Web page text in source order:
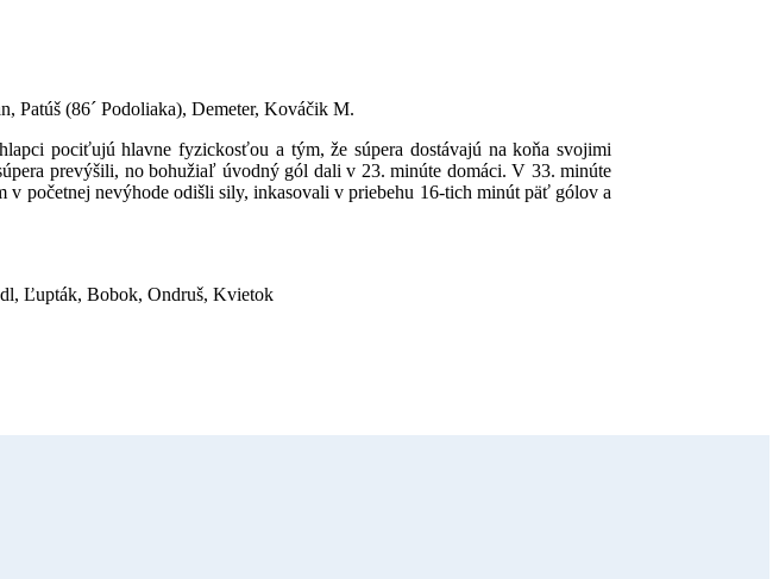
Patúš (86´ Podoliaka), Demeter, Kováčik M.
pociťujú hlavne fyzickosťou a tým, že súpera dostávajú na koňa svojimi
prevýšili, no bohužiaľ úvodný gól dali v 23. minúte domáci. V 33. minúte
početnej nevýhode odišli sily, inkasovali v priebehu 16-tich minút päť gólov a
Ľupták, Bobok, Ondruš, Kvietok